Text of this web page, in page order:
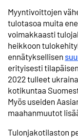
Myyntivoittojen
tulotasoa muita
voimakkaasti
heikkoon
ennätyksellisen
erityisesti
2022 tulleet
kotikuntaa
Myös useiden
maahanmuutot
Tulonjakotilaston